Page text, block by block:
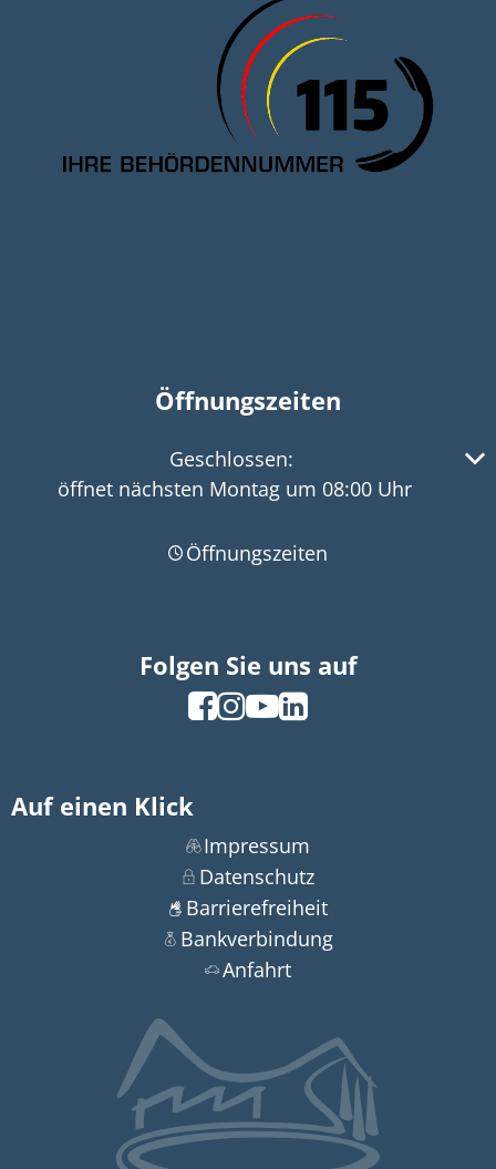
Öffnungszeiten
Klicken, um weitere Öffnungs- oder Schließzeiten
Geschlossen:
öffnet nächsten Montag um 08:00 Uhr
Öffnungszeiten
Folgen Sie uns auf
Auf einen Klick
Impressum
Datenschutz
Barrierefreiheit
Bankverbindung
Anfahrt